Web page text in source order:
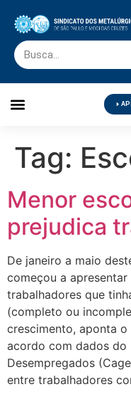
Tag:
Menor
prejudica
De janeiro a maio
começou a
trabalhadores que
(completo ou
crescimento, aponta
acordo com dados do
Desempregados
entre trabalhadores